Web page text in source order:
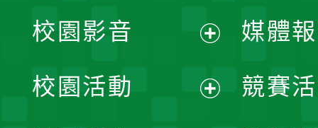
媒體
競賽
校園影音
開
校園活動